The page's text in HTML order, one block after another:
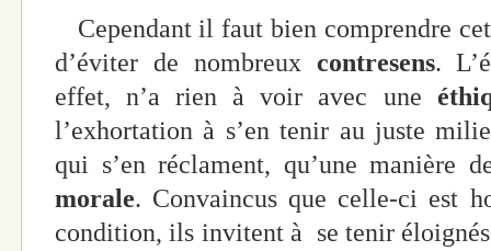
Cependant il faut bien comprendre
d’éviter de nombreux contresens.
effet, n’a rien à voir avec une
l’exhortation à s’en tenir au juste
qui s’en réclament, qu’une manière
morale. Convaincus que celle-ci est
condition, ils invitent à se tenir